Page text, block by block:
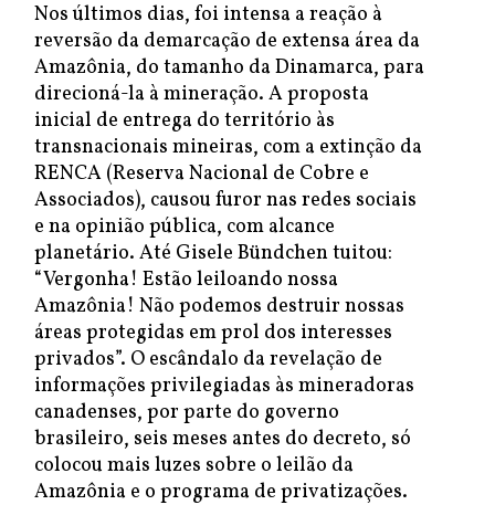
Nos últimos dias, foi intensa a reação à
reversão da demarcação de extensa área da
Amazônia, do tamanho da Dinamarca, para
direcioná-la à mineração. A proposta
inicial de entrega do território às
transnacionais mineiras, com a extinção da
RENCA (Reserva Nacional de Cobre e
Associados), causou furor nas redes sociais
e na opinião pública, com alcance
planetário. Até Gisele Bündchen tuitou:
“Vergonha! Estão leiloando nossa
Amazônia! Não podemos destruir nossas
áreas protegidas em prol dos interesses
privados”. O escândalo da revelação de
informações privilegiadas às mineradoras
canadenses, por parte do governo
brasileiro, seis meses antes do decreto, só
colocou mais luzes sobre o leilão da
Amazônia e o programa de privatizações.